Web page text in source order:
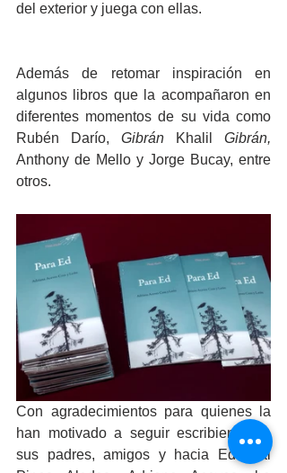
del exterior y juega con ellas.
Además de retomar inspiración en
algunos libros que la acompañaron en
diferentes momentos de su vida como
Rubén Darío, Gibrán Khalil
Anthony de Mello y Jorge Bucay, entre
otros.
Con agradecimientos para quienes la
han motivado a seguir escribiendo, a
sus padres, amigos y hacia Editorial